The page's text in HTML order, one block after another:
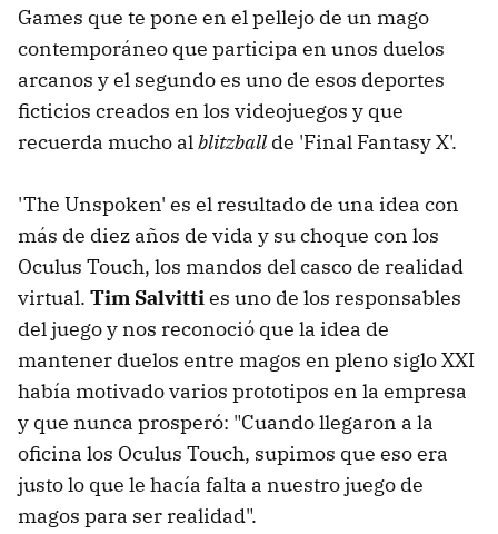
Games que te pone en el pellejo de un mago
contemporáneo que participa en unos duelos
arcanos y el segundo es uno de esos deportes
ficticios creados en los videojuegos y que
recuerda mucho alblitzballde 'Final Fantasy X'.
'The Unspoken' es el resultado de una idea con
más de diez años de vida y su choque con los
Oculus Touch, los mandos del casco de realidad
virtual. Tim Salvitties uno de los responsables
del juego y nos reconoció que la idea de
mantener duelos entre magos en pleno siglo XXI
había motivado varios prototipos en la empresa
y que nunca prosperó: "Cuando llegaron a la
oficina los Oculus Touch, supimos que eso era
justo lo que le hacía falta a nuestro juego de
magos para ser realidad".